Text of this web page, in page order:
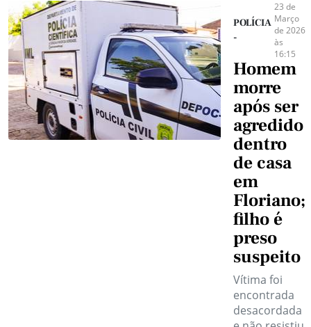
POLÍCIA
-
23 de
Março
de 2026
às
16:15
Homem
morre
após ser
agredido
dentro
de casa
em
Floriano;
filho é
preso
suspeito
Vítima foi
encontrada
desacordada